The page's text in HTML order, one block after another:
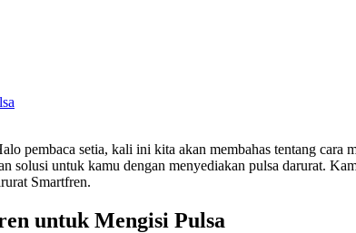
pembaca setia, kali ini kita akan membahas tentang
solusi untuk kamu dengan menyediakan pulsa darurat.
Smartfren.
untuk Mengisi Pulsa